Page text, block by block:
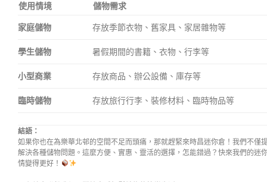
使用情境 儲物需求
家庭儲物 存放季節衣物、舊家具、家居雜物等
學生儲物 暑假期間的書籍、衣物、行李等
小型商業 存放商品、辦公設備、庫存等
臨時儲物 存放旅行行李、裝修材料、臨時物品等
結語：
如果你也在為樂華北邨的空間不足而頭痛，那就趕緊來時昌迷你倉！我們不僅
解決各種儲物問題。這麼方便、實惠、靈活的選擇，怎能錯過？快來我們的迷
情變得更好！